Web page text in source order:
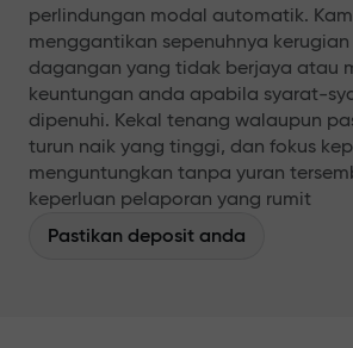
perlindungan modal automatik.
menggantikan sepenuhnya
dagangan yang tidak berjaya atau
keuntungan anda apabila syarat-
dipenuhi. Kekal tenang walaupun
turun naik yang tinggi, dan fokus
menguntungkan tanpa yuran
keperluan pelaporan yang rumit
Pastikan deposit anda